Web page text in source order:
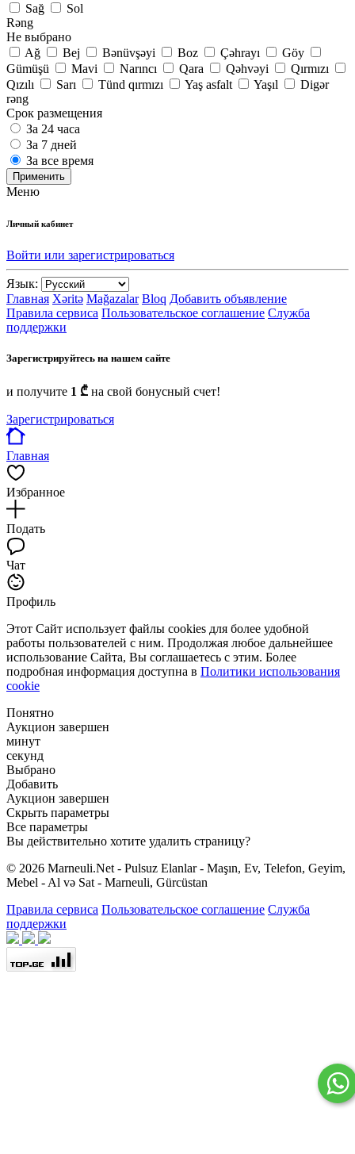
Sağ
Sol
Rəng
Не выбрано
Ağ
Bej Bənüvşəyi Boz Çəhrayı
Göy
Gümüşü
Mavi Narıncı Qara Qəhvəyi
Qırmızı
Qızılı
Sarı Tünd qırmızı Yaş asfalt Yaşıl
Digər
rəng
Срок размещения
За 24 часа
За 7 дней
За все время
Применить
Меню
Личный кабинет
Войти или зарегистрироваться
Язык:
Главная Xəritə Mağazalar Bloq Добавить объявление
Правила сервиса Пользовательское соглашение Служба
поддержки
Зарегистрируйтесь на нашем сайте
и получите 1 ₾ на свой бонусный счет!
Зарегистрироваться
Главная
Избранное
Подать
Чат
Профиль
Этот Сайт использует файлы cookies для более удобной
работы пользователей с ним. Продолжая любое дальнейшее
использование Сайта, Вы соглашаетесь с этим. Более
подробная информация доступна в Политики использования
cookie
Понятно
Аукцион завершен
минут
секунд
Выбрано
Добавить
Аукцион завершен
Скрыть параметры
Все параметры
Вы действительно хотите удалить страницу?
© 2026 Marneuli.Net - Pulsuz Elanlar - Maşın, Ev, Telefon, Geyim,
Mebel - Al və Sat - Marneuli, Gürcüstan
Правила сервиса Пользовательское соглашение Служба
поддержки